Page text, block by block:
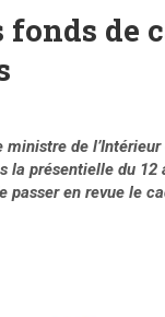
de
de
la présentielle du
passer en revue le